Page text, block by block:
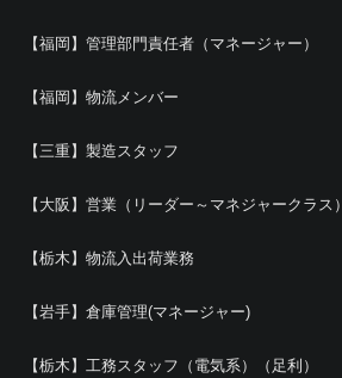
【福岡】管理部門責任者（マネージャー）
【福岡】物流メンバー
【三重】製造スタッフ
【大阪】営業（リーダー～マネジャークラス）
【栃木】物流入出荷業務
【岩手】倉庫管理(マネージャー)
【栃木】工務スタッフ（電気系）（足利）